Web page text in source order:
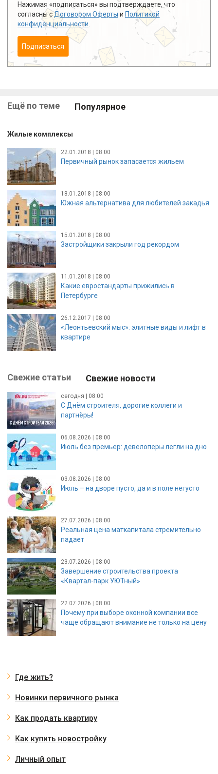
Нажимая «подписаться» вы подтверждаете, что
согласны сДоговором Оферты и Политикой
конфиденциальности
Подписаться
Ещё по теме Популярное
Жилые комплексы
22.01.2018 | 08:00
Первичный рынок запасается жильем
18.01.2018 | 08:00
Южная альтернатива для любителей закадья
15.01.2018 | 08:00
Застройщики закрыли год рекордом
11.01.2018 | 08:00
Какие евростандарты прижились в
Петербурге
26.12.2017 | 08:00
«Леонтьевский мыс»: элитные виды и лифт в
квартире
Свежие статьи Свежие новости
сегодня | 08:00
С Днём строителя, дорогие коллеги и
партнёры!
06.08.2026 | 08:00
Июль без премьер: девелоперы легли на дно
03.08.2026 | 08:00
Июль – на дворе пусто, да и в поле негусто
27.07.2026 | 08:00
Реальная цена маткапитала стремительно
падает
23.07.2026 | 08:00
Завершение строительства проекта
«Квартал-парк УЮТный»
22.07.2026 | 08:00
Почему при выборе оконной компании все
чаще обращают внимание не только на цену
Где жить?
Новинки первичного рынка
Как продать квартиру
Как купить новостройку
Личный опыт